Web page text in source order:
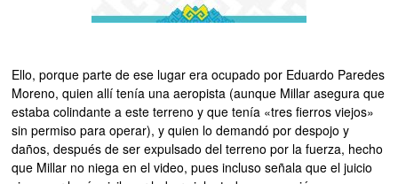
Ello, porque parte de ese lugar era ocupado por Eduardo Paredes
Moreno, quien allí tenía una aeropista (aunque Millar asegura que
estaba colindante a este terreno y que tenía «tres fierros viejos»
sin permiso para operar), y quien lo demandó por despojo y
daños, después de ser expulsado del terreno por la fuerza, hecho
que Millar no niega en el video, pues incluso señala que el juicio